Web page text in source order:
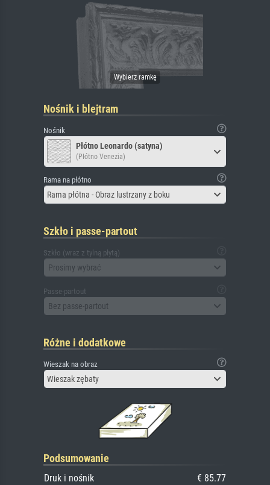
Nośnik i blejtram
Nośnik
Płótno Leonardo (satyna)
(Płótno Venezia)
Rama na płótno
Rama płótna - Obraz lustrzany z boku
Szkło i passe-partout
Szkło (wraz z tylną płytą)
Prosimy wybrać
Passe-partout
Bez passe-partout
Różne i dodatkowe
Wieszak na obraz
Wieszak zębaty
Podsumowanie
Druk i nośnik
€ 85.77